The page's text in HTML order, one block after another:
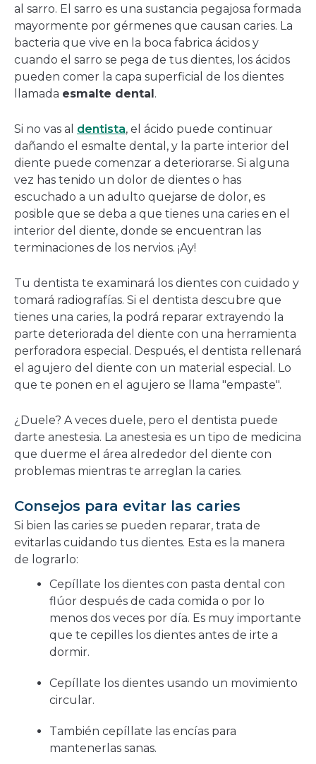
al sarro. El sarro es una sustancia pegajosa formada
mayormente por gérmenes que causan caries. La
bacteria que vive en la boca fabrica ácidos y
cuando el sarro se pega de tus dientes, los ácidos
pueden comer la capa superficial de los dientes
llamada esmalte dental .
Si no vas al dentista, el ácido puede continuar
dañando el esmalte dental, y la parte interior del
diente puede comenzar a deteriorarse. Si alguna
vez has tenido un dolor de dientes o has
escuchado a un adulto quejarse de dolor, es
posible que se deba a que tienes una caries en el
interior del diente, donde se encuentran las
terminaciones de los nervios. ¡Ay!
Tu dentista te examinará los dientes con cuidado y
tomará radiografías. Si el dentista descubre que
tienes una caries, la podrá reparar extrayendo la
parte deteriorada del diente con una herramienta
perforadora especial. Después, el dentista rellenará
el agujero del diente con un material especial. Lo
que te ponen en el agujero se llama "empaste".
¿Duele? A veces duele, pero el dentista puede
darte anestesia. La anestesia es un tipo de medicina
que duerme el área alrededor del diente con
problemas mientras te arreglan la caries.
Consejos para evitar las caries
Si bien las caries se pueden reparar, trata de
evitarlas cuidando tus dientes. Esta es la manera
de lograrlo:
Cepíllate los dientes con pasta dental con
flúor después de cada comida o por lo
menos dos veces por día. Es muy importante
que te cepilles los dientes antes de irte a
dormir.
Cepíllate los dientes usando un movimiento
circular.
También cepíllate las encías para
mantenerlas sanas.